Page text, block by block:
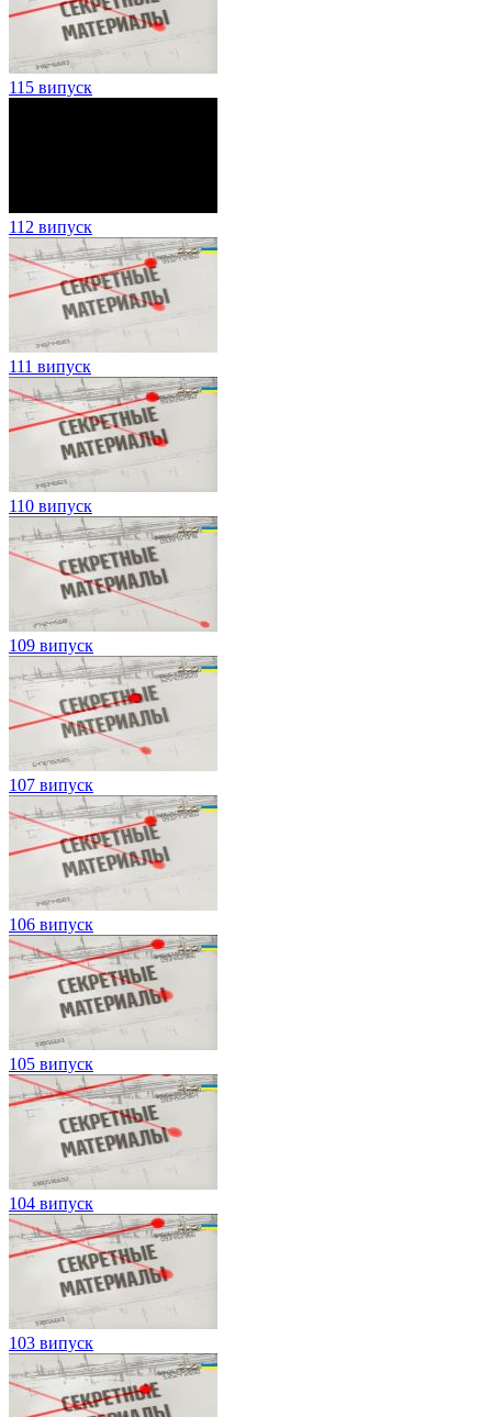
115 випуск
112 випуск
111 випуск
110 випуск
109 випуск
107 випуск
106 випуск
105 випуск
104 випуск
103 випуск